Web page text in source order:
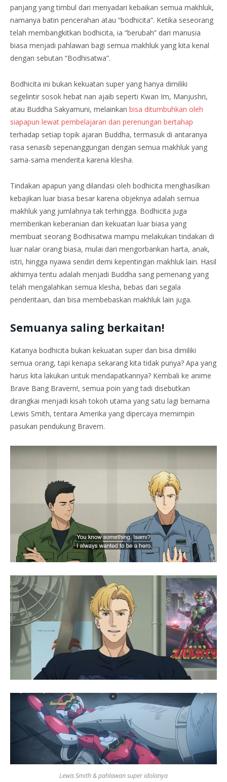
panjang yang timbul dari menyadari kebaikan semua makhluk,
namanya batin pencerahan atau “bodhicita”. Ketika seseorang
telah membangkitkan bodhicita, ia “berubah” dari manusia
biasa menjadi pahlawan bagi semua makhluk yang kita kenal
dengan sebutan “Bodhisatwa”.
Bodhicita ini bukan kekuatan super yang hanya dimiliki
segelintir sosok hebat nan ajaib seperti Kwan Im, Manjushri,
atau Buddha Sakyamuni, melainkan bisa ditumbuhkan oleh
siapapun lewat pembelajaran dan perenungan bertahap
terhadap setiap topik ajaran Buddha, termasuk di antaranya
rasa senasib sepenanggungan dengan semua makhluk yang
sama-sama menderita karena klesha.
Tindakan apapun yang dilandasi oleh bodhicita menghasilkan
kebajikan luar biasa besar karena objeknya adalah semua
makhluk yang jumlahnya tak terhingga. Bodhicita juga
memberikan keberanian dan kekuatan luar biasa yang
membuat seorang Bodhisatwa mampu melakukan tindakan di
luar nalar orang biasa, mulai dari mengorbankan harta, anak,
istri, hingga nyawa sendiri demi kepentingan makhluk lain. Hasil
akhirnya tentu adalah menjadi Buddha sang pemenang yang
telah mengalahkan semua klesha, bebas dari segala
penderitaan, dan bisa membebaskan makhluk lain juga.
Semuanya saling berkaitan!
Katanya bodhicita bukan kekuatan super dan bisa dimiliki
semua orang, tapi kenapa sekarang kita tidak punya? Apa yang
harus kita lakukan untuk mendapatkannya? Kembali ke anime
Brave Bang Bravern!, semua poin yang tadi disebutkan
dirangkai menjadi kisah tokoh utama yang satu lagi bernama
Lewis Smith, tentara Amerika yang dipercaya memimpin
pasukan pendukung Bravern.
Lewis Smith & pahlawan super idolanya